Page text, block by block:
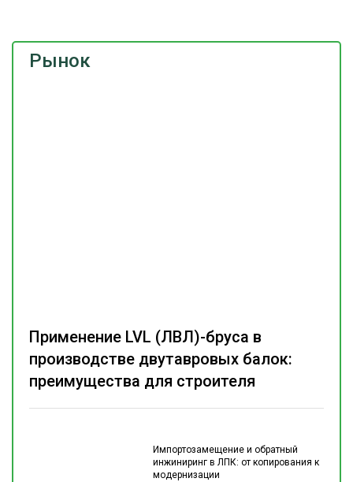
Рынок
Импортозамещение и обратный
инжиниринг в ЛПК: от копирования к
модернизации
Применение LVL (ЛВЛ)-бруса в
производстве двутавровых балок:
преимущества для строителя